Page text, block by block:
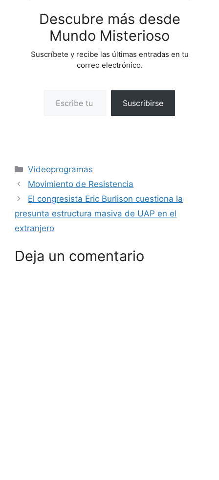
Descubre más desde
Mundo Misterioso
Suscríbete y recibe las últimas entradas en tu
correo electrónico.
Suscribirse
Categorías
Videoprogramas
Movimiento de Resistencia
El congresista Eric Burlison cuestiona la
presunta estructura masiva de UAP en el
extranjero
Deja un comentario